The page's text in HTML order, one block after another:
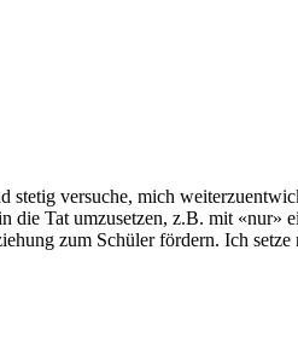
versuche, mich
die Tat umzusetzen, z.B. mit
zum Schüler fördern. Ich